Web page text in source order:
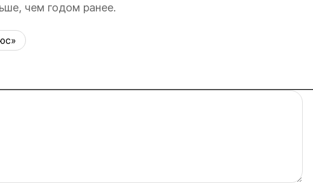
чем годом ранее.